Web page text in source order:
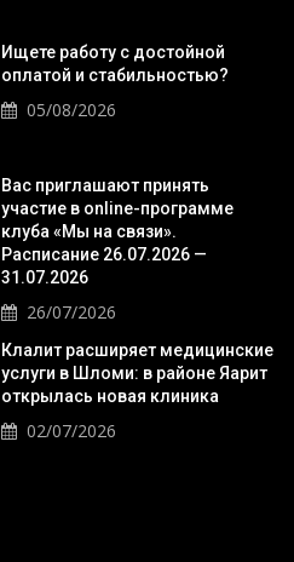
Ищете работу с достойной
оплатой и стабильностью?
05/08/2026
Вас приглашают принять
участие в online-программе
клуба «Мы на связи».
Расписание 26.07.2026 —
31.07.2026
26/07/2026
Клалит расширяет медицинские
услуги в Шломи: в районе Яарит
открылась новая клиника
02/07/2026